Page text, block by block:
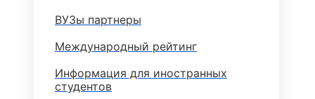
ВУЗы партнеры
Международный рейтинг
Информация для иностранных
студентов